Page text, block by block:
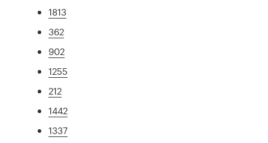
1813
362
902
1255
212
1442
1337